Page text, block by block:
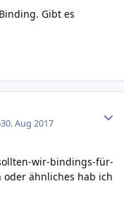
Gibt es
30. Aug 2017
wir-bindings-für-
ähnliches hab ich